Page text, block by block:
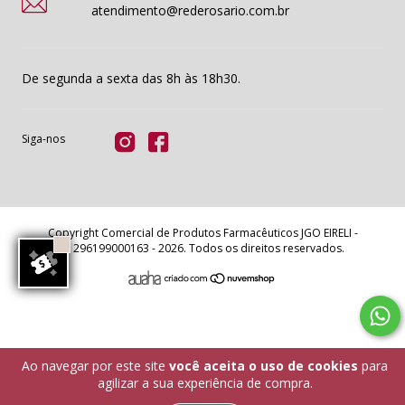
Ao navegar por este site você aceita o uso de cookies para
agilizar a sua experiência de compra.
atendimento@rederosario.com.br
De segunda a sexta das 8h às 18h30.
Siga-nos
Copyright Comercial de Produtos Farmacêuticos JGO EIRELI -
11296199000163 - 2026. Todos os direitos reservados.